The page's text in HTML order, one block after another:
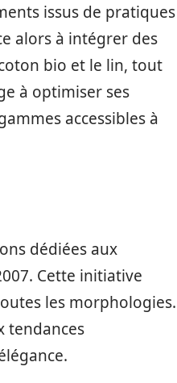
issus de pratiques
alors à intégrer des
bio et le lin, tout
à optimiser ses
accessibles à
dédiées aux
Cette initiative
les morphologies.
tendances